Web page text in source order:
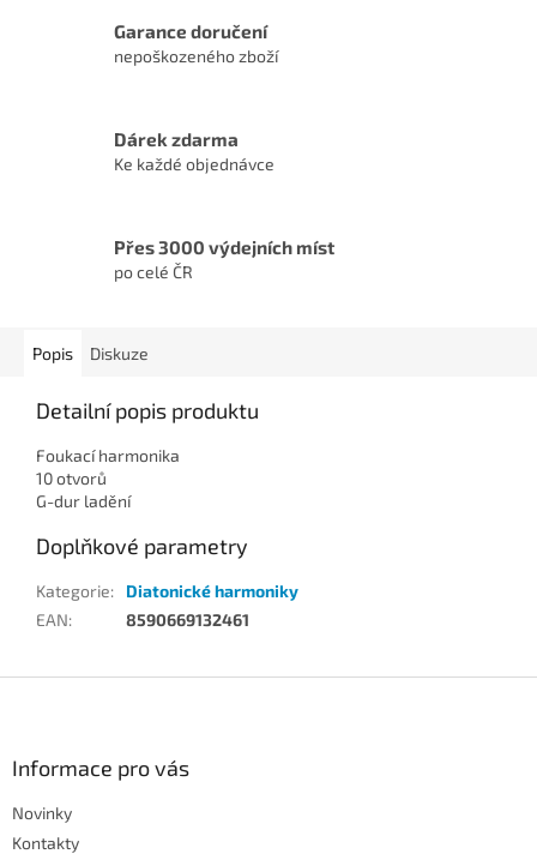
Garance doručení
nepoškozeného zboží
Dárek zdarma
Ke každé objednávce
Přes 3000 výdejních míst
po celé ČR
Popis Diskuze
Detailní popis produktu
Foukací harmonika
10 otvorů
G-dur ladění
Doplňkové parametry
Kategorie:
Diatonické harmoniky
EAN: 8590669132461
Informace pro vás
Novinky
Kontakty